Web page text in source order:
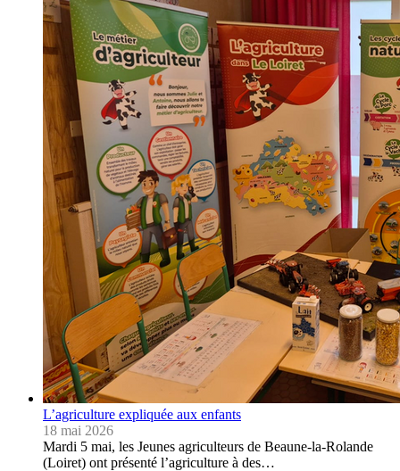
L’agriculture expliquée aux enfants
18 mai 2026
Mardi 5 mai, les Jeunes agriculteurs de Beaune-la-Rolande
(Loiret) ont présenté l’agriculture à des…